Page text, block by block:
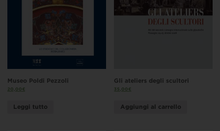
Museo Poldi Pezzoli
20,00€
Leggi tutto
Gli ateliers degli scultori
35,00€
Aggiungi al carrello